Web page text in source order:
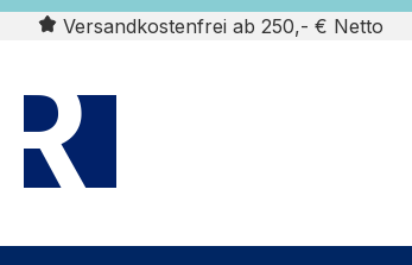
Zur Hauptnavigation springen
Versandkostenfrei ab 250,- € Netto